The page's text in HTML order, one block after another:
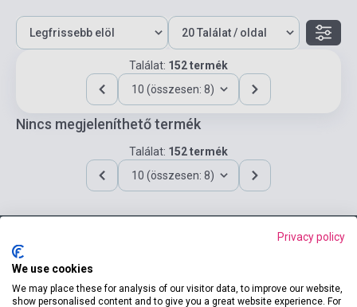
Találat: 152 termék
10 (összesen: 8)
Nincs megjeleníthető termék
Találat: 152 termék
10 (összesen: 8)
Elérhetőségeink
Privacy policy
We use cookies
We may place these for analysis of our visitor data, to improve our website,
show personalised content and to give you a great website experience. For